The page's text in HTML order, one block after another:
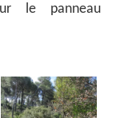
le panneau